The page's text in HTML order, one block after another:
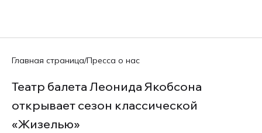
Главная страница/Пресса о нас
Театр балета Леонида Якобсона
открывает сезон классической
«Жизелью»